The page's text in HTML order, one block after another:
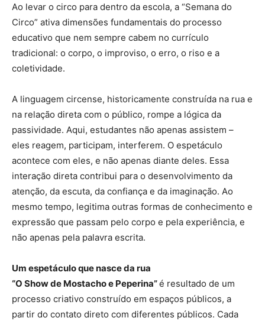
Ao levar o circo para dentro da escola, a “Semana do
Circo” ativa dimensões fundamentais do processo
educativo que nem sempre cabem no currículo
tradicional: o corpo, o improviso, o erro, o riso e a
coletividade.
A linguagem circense, historicamente construída na rua e
na relação direta com o público, rompe a lógica da
passividade. Aqui, estudantes não apenas assistem –
eles reagem, participam, interferem. O espetáculo
acontece com eles, e não apenas diante deles. Essa
interação direta contribui para o desenvolvimento da
atenção, da escuta, da confiança e da imaginação. Ao
mesmo tempo, legitima outras formas de conhecimento e
expressão que passam pelo corpo e pela experiência, e
não apenas pela palavra escrita.
Um espetáculo que nasce da rua
“O Show de Mostacho e Peperina”é resultado de um
processo criativo construído em espaços públicos, a
partir do contato direto com diferentes públicos. Cada